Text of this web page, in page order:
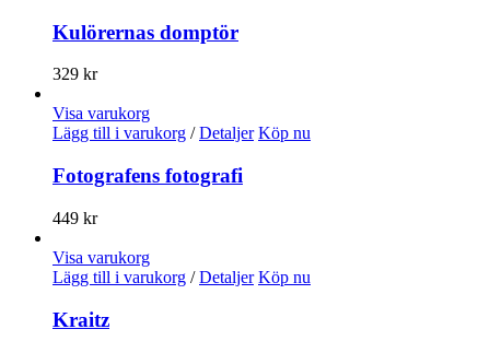
Kulörernas domptör
329 kr
Visa varukorg
Lägg till i varukorg / Detaljer Köp nu
Fotografens fotografi
449 kr
Visa varukorg
Lägg till i varukorg / Detaljer Köp nu
Kraitz